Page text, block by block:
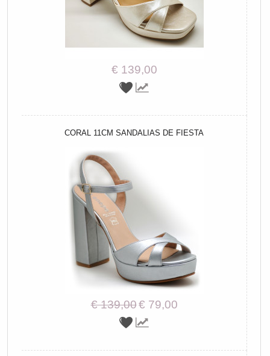
€ 139,00
CORAL 11CM SANDALIAS DE FIESTA
€ 139,00€ 79,00